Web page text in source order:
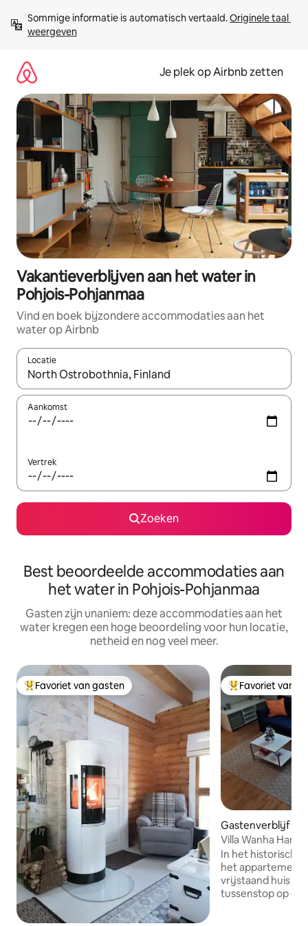
direct
naar
Sommige informatie is automatisch vertaald. Originele taal
weergeven
Je plek op Airbnb zetten
Vakantieverblijven aan het water in
Pohjois-Pohjanmaa
Vind en boek bijzondere accommodaties aan het
water op Airbnb
Locatie
Wanneer er resultaten beschikbaar zijn, maak je een keuze
Aankomst
Vertrek
Zoeken
Best beoordeelde accommodaties aan
het water in Pohjois-Pohjanmaa
Gasten zijn unaniem: deze accommodaties aan het
water kregen een hoge beoordeling voor hun locatie,
netheid en nog veel meer.
Topfavoriet van gasten
Favoriet van gasten Topfavoriet van
Favoriet van
Gastenverblijf in Ii
Villa Wanha
In het historische
het appartement
vrijstaand huis
tussenstop op